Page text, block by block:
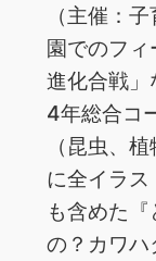
（主催：
園でのフ
進化合戦」
4年総合コ
（昆虫、
に全イラス
も含めた
の？カワハ